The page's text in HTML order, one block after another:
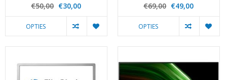
€50,00 €30,00
OPTIES
€69,00 €49,00
OPTIES